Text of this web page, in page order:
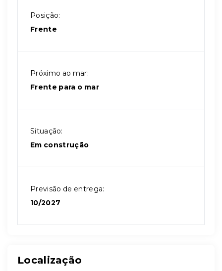
Posição:
Frente
Próximo ao mar:
Frente para o mar
Situação:
Em construção
Previsão de entrega:
10/2027
Localização